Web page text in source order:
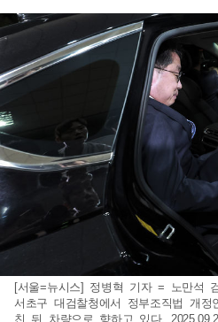
[서울=뉴시스] 정병혁 기자 = 노만석
서초구 대검찰청에서 정부조직법 개
친 뒤 차량으로 향하고 있다.